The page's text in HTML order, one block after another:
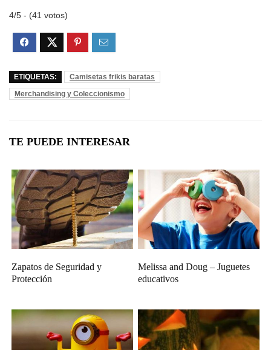
4/5 - (41 votos)
ETIQUETAS:
Camisetas frikis baratas
Merchandising y Coleccionismo
TE PUEDE INTERESAR
Zapatos de Seguridad y
Protección
Melissa and Doug – Juguetes
educativos